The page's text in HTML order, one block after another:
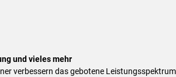
und vieles mehr
verbessern das gebotene